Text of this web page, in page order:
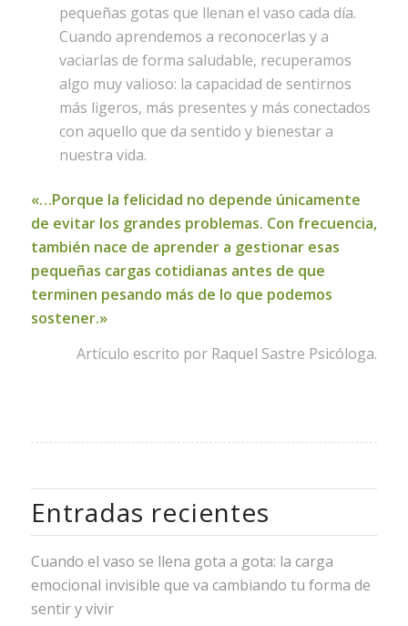
pequeñas gotas que llenan el vaso cada día.
Cuando aprendemos a reconocerlas y a
vaciarlas de forma saludable, recuperamos
algo muy valioso: la capacidad de sentirnos
más ligeros, más presentes y más conectados
con aquello que da sentido y bienestar a
nuestra vida.
«…Porque la felicidad no depende únicamente
de evitar los grandes problemas. Con frecuencia,
también nace de aprender a gestionar esas
pequeñas cargas cotidianas antes de que
terminen pesando más de lo que podemos
sostener.»
Artículo escrito por Raquel Sastre Psicóloga.
Entradas recientes
Cuando el vaso se llena gota a gota: la carga
emocional invisible que va cambiando tu forma de
sentir y vivir